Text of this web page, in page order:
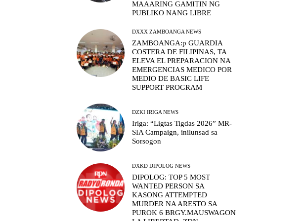
MAAARING GAMITIN NG
PUBLIKO NANG LIBRE
DXXX ZAMBOANGA NEWS
ZAMBOANGA:p GUARDIA
COSTERA DE FILIPINAS, TA
ELEVA EL PREPARACION NA
EMERGENCIAS MEDICO POR
MEDIO DE BASIC LIFE
SUPPORT PROGRAM
DZKI IRIGA NEWS
Iriga: “Ligtas Tigdas 2026” MR-
SIA Campaign, inilunsad sa
Sorsogon
DXKD DIPOLOG NEWS
DIPOLOG: TOP 5 MOST
WANTED PERSON SA
KASONG ATTEMPTED
MURDER NA ARESTO SA
PUROK 6 BRGY.MAUSWAGON